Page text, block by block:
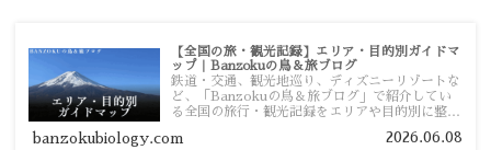
【全国の旅・観光記録】エリア・目的別ガイドマ
ップ｜Banzokuの鳥＆旅ブログ
鉄道・交通、観光地巡り、ディズニーリゾートな
ど、「Banzokuの鳥＆旅ブログ」で紹介してい
る全国の旅行・観光記録をエリアや目的別に整理
ガイドマップからスムーズに見つけていただけま
banzokubiology.com 2026.06.08